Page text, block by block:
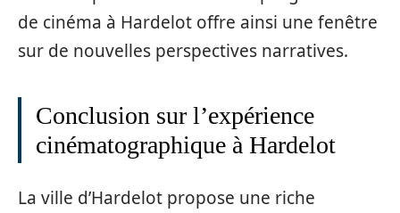
de cinéma à Hardelot offre ainsi une fenêtre
sur de nouvelles perspectives narratives.
Conclusion sur l’expérience
cinématographique à Hardelot
La ville d’Hardelot propose une riche